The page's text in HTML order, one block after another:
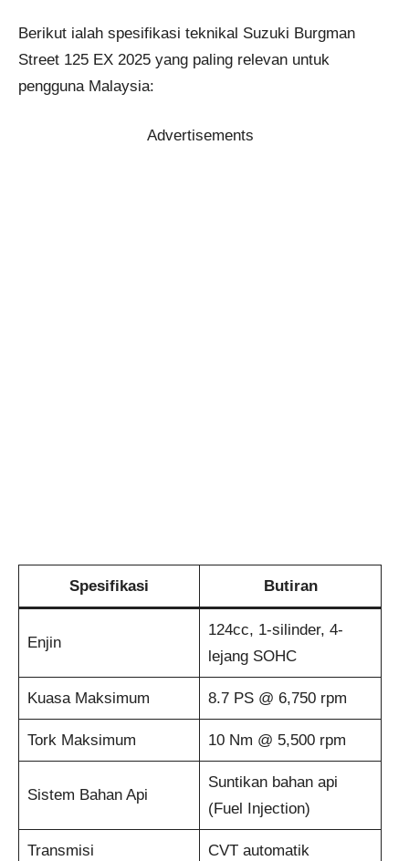
Berikut ialah spesifikasi teknikal Suzuki Burgman
Street 125 EX 2025 yang paling relevan untuk
pengguna Malaysia:
Advertisements
Spesifikasi Butiran
Enjin
124cc, 1-silinder, 4-
lejang SOHC
Kuasa Maksimum 8.7 PS @ 6,750 rpm
Tork Maksimum 10 Nm @ 5,500 rpm
Sistem Bahan Api
Suntikan bahan api
(Fuel Injection)
Transmisi CVT automatik